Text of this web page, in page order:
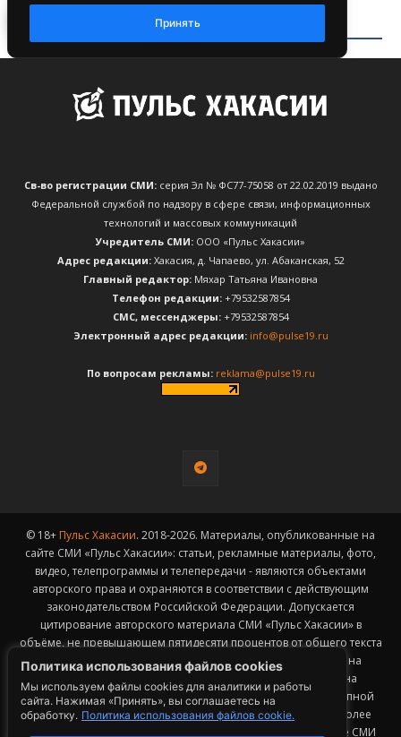
Политика использования файлов cookies
Мы используем файлы cookies для аналитики и работы
сайта. Нажимая «Принять», вы соглашаетесь на
обработку. Политика использования файлов cookie.
Св-во регистрации СМИ:серия Эл № ФС77-75058 от 22.02.2019 выдано
Федеральной службой по надзору в сфере связи, информационных
технологий и массовых коммуникаций
Учредитель СМИ: ООО «Пульс Хакасии»
Адрес редакции:Хакасия, д. Чапаево, ул. Абаканская, 52
Главный редактор: Мяхар Татьяна Ивановна
Телефон редакции:+79532587854
CМС, мессенджеры:+79532587854
Электронный адрес редакции: info@pulse19.ru
По вопросам рекламы: reklama@pulse19.ru
© 18+ Пульс Хакасии. 2018-2026. Материалы, опубликованные на
сайте СМИ «Пульс Хакасии»: статьи, рекламные материалы, фото,
видео, телепрограммы и телепередачи - являются объектами
авторского права и охраняются в соответствии с действующим
законодательством Российской Федерации. Допускается
цитирование авторского материала СМИ «Пульс Хакасии» в
объёме, не превышающем пятидесяти процентов от общего текста
публикации с обязательным размещением гиперссылки на
страницу заимствования материала. Гиперссылка должна
размещаться в тексте цитируемого материала и быть доступной
для индексации поисковыми системами. Заимствование более
50% общего объема материала, опубликованного на сайте СМИ